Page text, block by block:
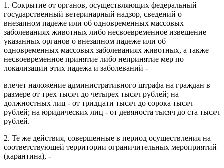
1. Сокрытие от органов, осуществляющих федеральный
государственный ветеринарный надзор, сведений о
внезапном падеже или об одновременных массовых
заболеваниях животных либо несвоевременное извещение
указанных органов о внезапном падеже или об
одновременных массовых заболеваниях животных, а также
несвоевременное принятие либо непринятие мер по
локализации этих падежа и заболеваний -
влечет наложение административного штрафа на граждан в
размере от трех тысяч до четырех тысяч рублей; на
должностных лиц - от тридцати тысяч до сорока тысяч
рублей; на юридических лиц - от девяноста тысяч до ста тысяч
рублей.
2. Те же действия, совершенные в период осуществления на
соответствующей территории ограничительных мероприятий
(карантина), -